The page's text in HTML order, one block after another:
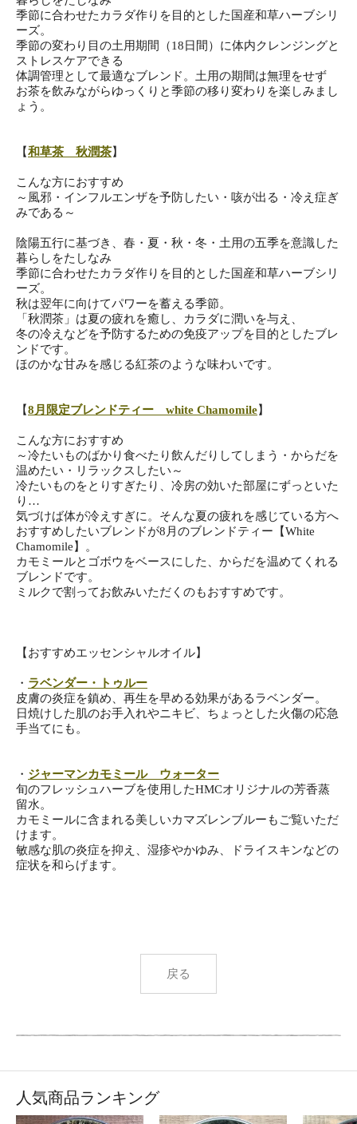
季節に合わせたカラダ作りを目的とした国産和草ハーブシリ
ーズ。
季節の変わり目の土用期間（18日間）に体内クレンジングと
スト レスケアできる
体調管理として最適なブレンド。土用の期間は無理をせず
お茶を飲みながらゆっくりと季節の移り変わりを楽しみまし
ょう。
【和草茶 秋潤茶】
こんな方におすすめ
～風邪・インフルエンザを予防したい・咳が出る・冷え症ぎ
みである～
陰陽五行に基づき、春・夏・秋・冬・土用の五季を意識した
暮らし をたしなみ
季節に合わせたカラダ作りを目的とした国産和草ハーブシリ
ーズ。
秋は翌年に向けてパワーを蓄える季節。
「秋潤茶」は夏の疲れを癒し、カラダに潤いを与え、
冬の冷えなどを予防するための免疫アップを目的としたブレ
ンドです。
ほのかな甘みを感じる紅茶のような味わいです。
【8月限定ブレンドティー white Chamomile】
こんな方におすすめ
～冷たいものばかり食べたり飲んだりしてしまう・からだを
温めたい・リラックスしたい～
冷たいものをとりすぎたり、冷房の効いた部屋にずっといた
り…
気づけば体が冷えすぎに。そんな夏の疲れを感じている方へ
おすすめしたいブレンドが8月のブレンドティー【White
Chamomile】。
カモミールとゴボウをベースにした、からだを温めてくれる
ブレン ドです。
ミルクで割ってお飲みいただくのもおすすめです。
【おすすめエッセンシャルオイル】
・ ラベンダー・トゥルー
皮膚の炎症を鎮め、再生を早める効果があるラベンダー。
日焼けした肌のお手入れやニキビ、ちょっとした火傷の応急
手当てにも。
・ ジャーマンカモミール ウォーター
旬のフレッシュハーブを使用したHMCオリジナルの芳香蒸
留水。
カモミールに含まれる美しいカマズレンブルーもご覧いただ
けます。
敏感な肌の炎症を抑え、湿疹やかゆみ、ドライスキンなどの
症状を和らげます。
戻る
人気商品ランキング